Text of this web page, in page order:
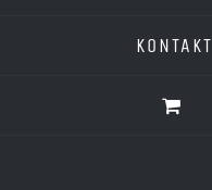
KONTAKT